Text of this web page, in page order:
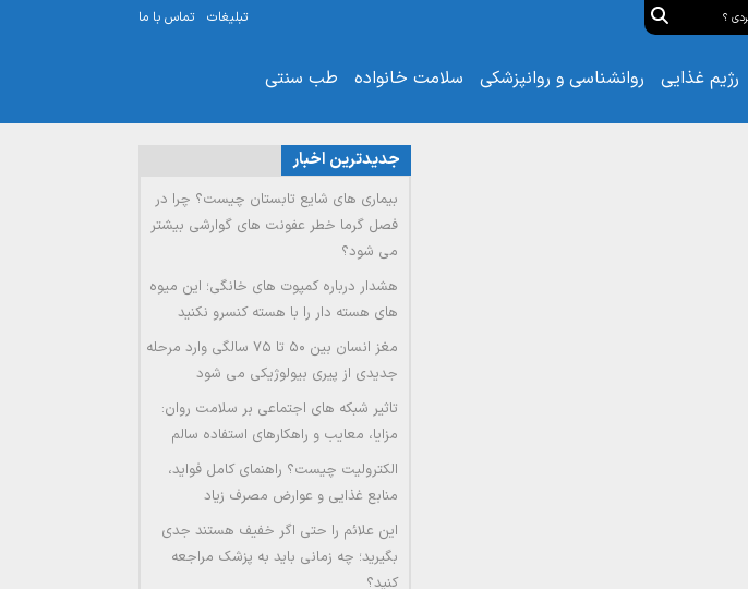
تبلیغات تماس با ما
رژیم غذایی روانشناسی و روانپزشکی سلامت خانواده طب سنتی
جدیدترین اخبار
بیماری های شایع تابستان چیست؟ چرا در
فصل گرما خطر عفونت های گوارشی بیشتر
می شود؟
هشدار درباره کمپوت های خانگی؛ این میوه
های هسته دار را با هسته کنسرو نکنید
مغز انسان بین ۵۰ تا ۷۵ سالگی وارد مرحله
جدیدی از پیری بیولوژیکی می شود
تاثیر شبکه های اجتماعی بر سلامت روان:
مزایا، معایب و راهکارهای استفاده سالم
الکترولیت چیست؟ راهنمای کامل فواید،
منابع غذایی و عوارض مصرف زیاد
این علائم را حتی اگر خفیف هستند جدی
بگیرید؛ چه زمانی باید به پزشک مراجعه
کنید؟